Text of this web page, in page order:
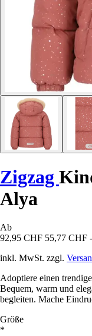
Zigzag
Alya
Ab
92,95 CHF 55,77 CHF
inkl. MwSt. zzgl.
Adoptiere einen
Bequem, warm und
begleiten. Mache
Größe
*